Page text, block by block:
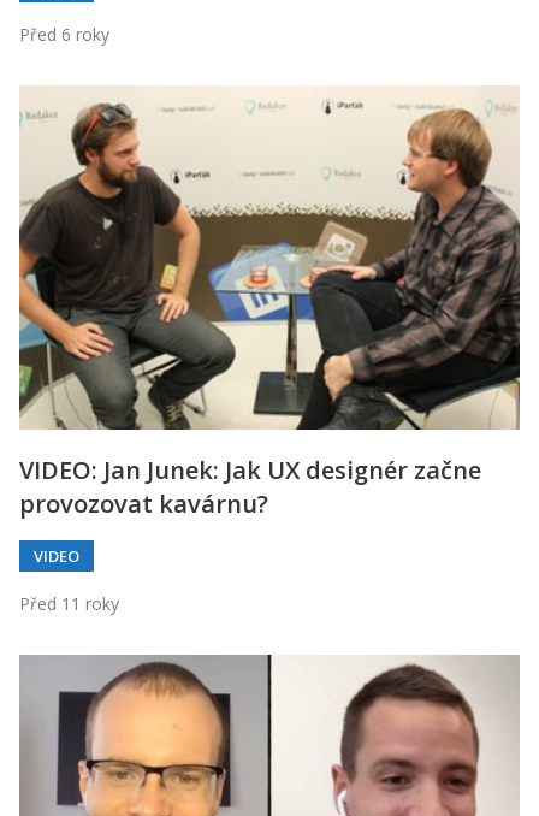
Před 6 roky
VIDEO: Jan Junek: Jak UX designér začne
provozovat kavárnu?
VIDEO
Před 11 roky